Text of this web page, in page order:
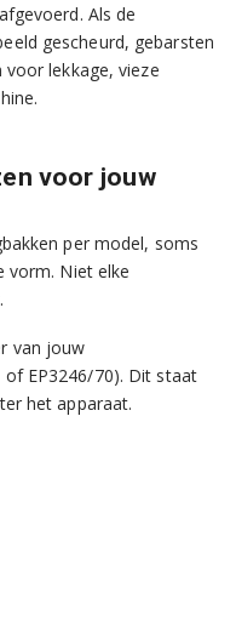
Als de
gescheurd, gebarsten
lekkage, vieze
voor jouw
per model, soms
vorm. Niet elke
van jouw
EP3246/70). Dit staat
het apparaat.